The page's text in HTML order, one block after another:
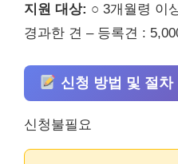
지원 대상: ○ 3개월령 이
경과한 견 – 등록견 :
신청 방법 및 절차
신청불필요